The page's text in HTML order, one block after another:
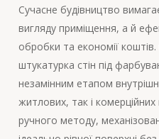
Сучасне будівництво
вигляду приміщення, а й
обробки та економії
штукатурка стін під
незамінним етапом
житлових, так і комерційних
ручного методу,